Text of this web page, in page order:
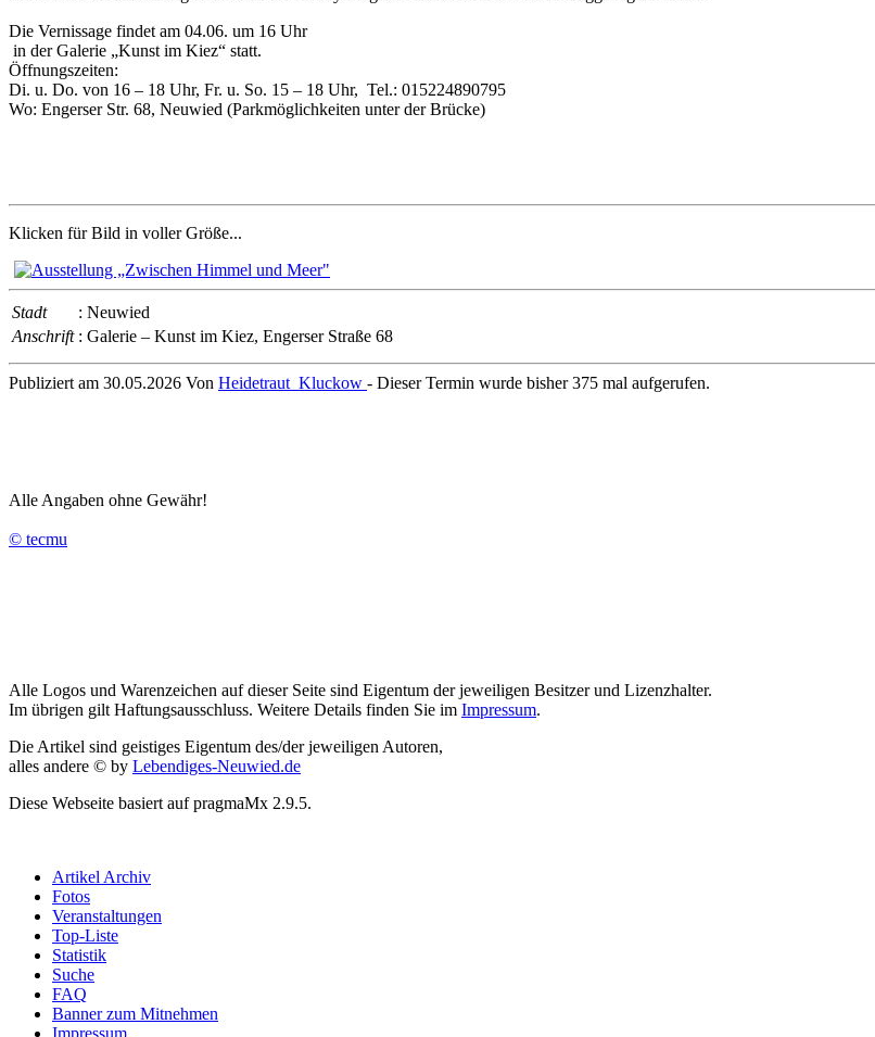
Die Vernissage findet am 04.06. um 16 Uhr
in der Galerie „Kunst im Kiez“ statt.
Öffnungszeiten:
Di. u. Do. von 16 – 18 Uhr, Fr. u. So. 15 – 18 Uhr, Tel.: 015224890795
Wo: Engerser Str. 68, Neuwied (Parkmöglichkeiten unter der Brücke)
Klicken für Bild in voller Größe...
Stadt
: Neuwied
Anschrift : Galerie – Kunst im Kiez, Engerser Straße 68
Publiziert am 30.05.2026 Von Heidetraut_Kluckow - Dieser Termin wurde bisher 375 mal aufgerufen.
Alle Angaben ohne Gewähr!
© tecmu
Alle Logos und Warenzeichen auf dieser Seite sind Eigentum der jeweiligen Besitzer und Lizenzhalter.
Im übrigen gilt Haftungsausschluss. Weitere Details finden Sie im Impressum.
Die Artikel sind geistiges Eigentum des/der jeweiligen Autoren,
alles andere © by Lebendiges-Neuwied.de
Diese Webseite basiert auf pragmaMx 2.9.5.
Artikel Archiv
Fotos
Veranstaltungen
Top-Liste
Statistik
Suche
FAQ
Banner zum Mitnehmen
Impressum